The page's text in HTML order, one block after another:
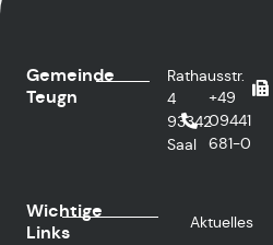
Gemeinde
Teugn
Rathausstr.
4
93342
Saal
+49
09441
681-0
Wichtige
Links
Aktuelles